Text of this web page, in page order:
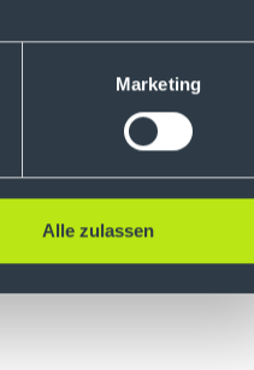
Marketing
Alle zulassen
keine Anlage,